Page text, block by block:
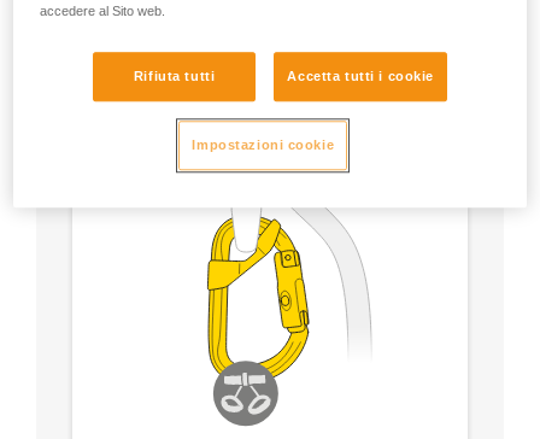
accedere al Sito web.
Rifiuta tutti Accetta tutti i cookie
Impostazioni cookie